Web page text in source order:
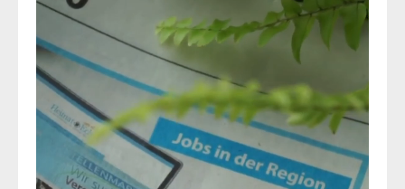
Player